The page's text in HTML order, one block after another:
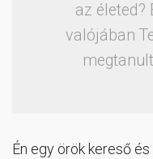
az életed?
valójában
Én egy örök kereső